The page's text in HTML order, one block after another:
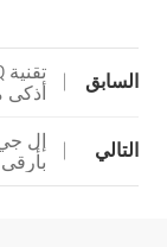
السابق
أذكى
التالي